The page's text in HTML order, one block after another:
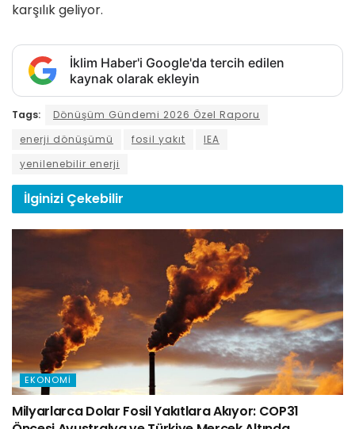
karşılık geliyor.
İklim Haber'i Google'da tercih edilen
kaynak olarak ekleyin
Tags:
Dönüşüm Gündemi 2026 Özel Raporu
enerji dönüşümü
fosil yakıt
IEA
yenilenebilir enerji
İlginizi Çekebilir
EKONOMI
Milyarlarca Dolar Fosil Yakıtlara Akıyor: COP31